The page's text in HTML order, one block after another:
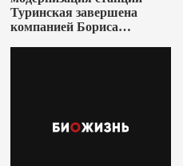
Туринская завершена
компанией Бориса